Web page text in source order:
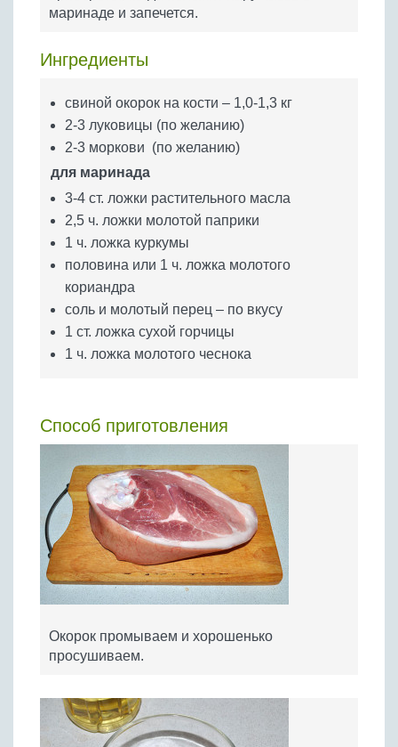
Бобовые
Крупы
маринаде и запечется.
Ингредиенты
свиной окорок на кости – 1,0-1,3 кг
2-3 луковицы (по желанию)
2-3 моркови (по желанию)
для маринада
3-4 ст. ложки растительного масла
2,5 ч. ложки молотой паприки
1 ч. ложка куркумы
половина или 1 ч. ложка молотого
кориандра
соль и молотый перец – по вкусу
1 ст. ложка сухой горчицы
1 ч. ложка молотого чеснока
Способ приготовления
​Окорок промываем и хорошенько
просушиваем.